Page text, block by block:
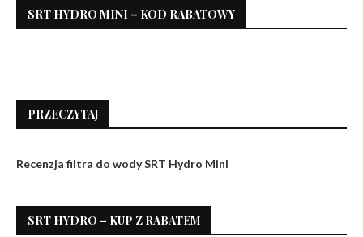
SRT HYDRO MINI – KOD RABATOWY
PRZECZYTAJ
Recenzja filtra do wody SRT Hydro Mini
SRT HYDRO – KUP Z RABATEM